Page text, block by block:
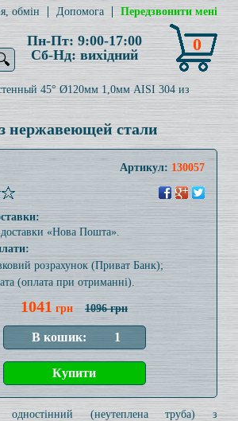
обмін Допомога Передзвонити мені
Пн-Пт: 9:00-17:00
Сб-Нд: вихідний
0
45° Ø120мм 1,0мм AISI 304 из
нержавеющей стали
Артикул:130057
«Нова Пошта».
розрахунок (Приват Банк);
(оплата при отриманні).
1041 грн 1096 грн
одностінний (неутеплена труба) з